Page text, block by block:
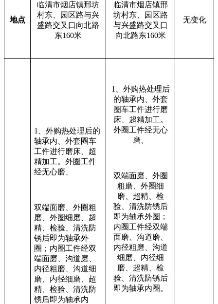
地点
临清市烟店镇邢坊
村东、园区路与兴
盛路交叉口向北路
东160米
临清市烟店镇邢
坊村东、园区路
与兴盛路交叉口
向北路东160米
无变化
1 、外购热处理后的
轴承内、外套圈车
工件进行磨床、超
精加工。外圈工件
经无心磨、
双端面磨、外圈粗
磨、外圈细磨、超
精、检验、清洗防
锈后即为轴承外
圈；内圈工件经双
端面磨、沟道磨、
内径粗磨、沟道细
磨、内径细磨、超
精、检验、清洗防
锈后即为轴承内
1
外购热处理后
的轴承内、外套
圈车工件进行磨
床、超精加工。
外圈工件经无心
磨、
双端面磨、外圈
粗磨、外圈细
磨、超精、检
验、清洗防锈后
即为轴承外圈；
内圈工件经双端
面磨、沟道磨、
内径粗磨、沟道
细磨、内径细
磨、超精、检
验、清洗防锈后
即为轴承内圈。